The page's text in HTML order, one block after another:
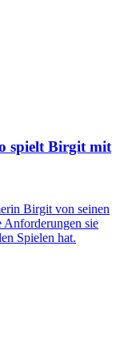
spielt Birgit mit
Birgit von seinen
Anforderungen sie
Spielen hat.